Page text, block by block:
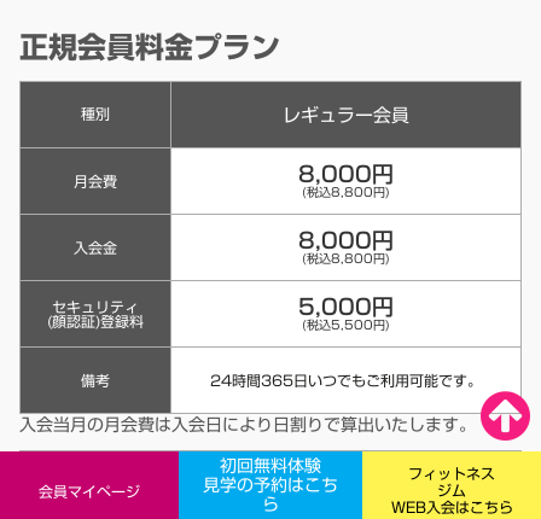
正規会員料金プラン
種別
月会費
入会金
セキュリティ
(顔認証)登録料
備考
レギュラー会員
8,000円
(税込8,800円)
8,000円
(税込8,800円)
5,000円
(税込5,500円)
24時間365日いつでもご利用可能です。
入会当月の月会費は入会日により日割りで算出いたします。
種別 ビジター会員
会員マイページ
初回無料体験
見学の予約はこち
ら
フィットネス
ジム
WEB入会はこちら